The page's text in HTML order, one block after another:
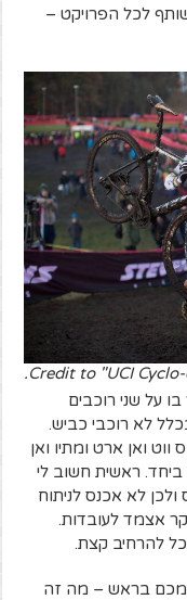
לכל הפרויקט –
על שני רוכבים
לא רוכבי כביש.
ווט ואן ארט ומתיו ואן
ראשית חשוב לי
ולכן לא אכנס לניתוח
אצמד לעובדות.
להרחיב קצת.
מכם בראש – מה זה